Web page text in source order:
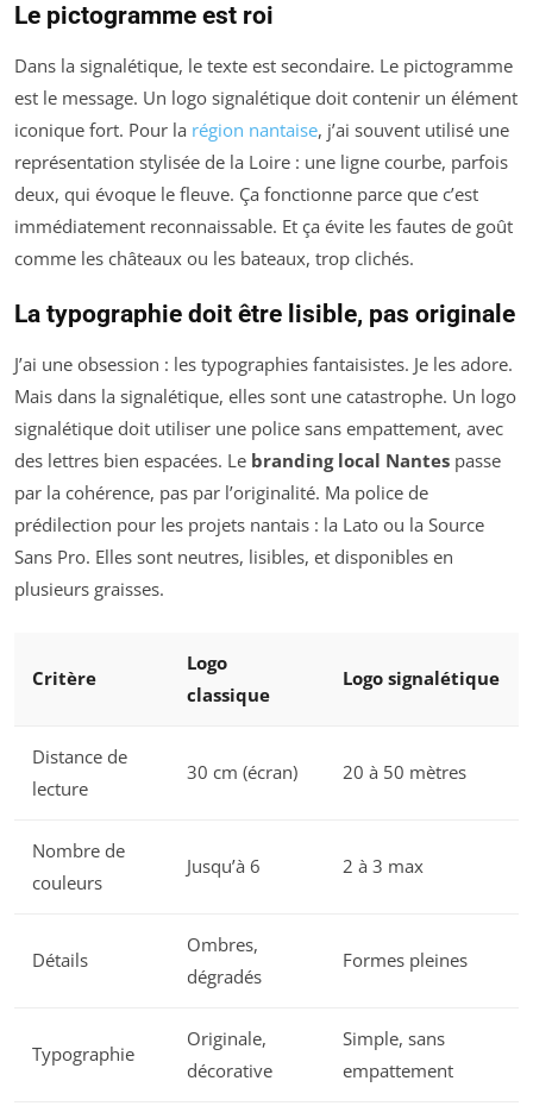
Le pictogramme est roi
Dans la signalétique, le texte est secondaire. Le pictogramme
est le message. Un logo signalétique doit contenir un élément
iconique fort. Pour la région nantaise, j’ai souvent utilisé une
représentation stylisée de la Loire : une ligne courbe, parfois
deux, qui évoque le fleuve. Ça fonctionne parce que c’est
immédiatement reconnaissable. Et ça évite les fautes de goût
comme les châteaux ou les bateaux, trop clichés.
La typographie doit être lisible, pas originale
J’ai une obsession : les typographies fantaisistes. Je les adore.
Mais dans la signalétique, elles sont une catastrophe. Un logo
signalétique doit utiliser une police sans empattement, avec
des lettres bien espacées. Le branding local Nantes passe
par la cohérence, pas par l’originalité. Ma police de
prédilection pour les projets nantais : la Lato ou la Source
Sans Pro. Elles sont neutres, lisibles, et disponibles en
plusieurs graisses.
Critère
Logo
classique
Logo signalétique
Distance de
lecture
30 cm (écran) 20 à 50 mètres
Nombre de
couleurs
Jusqu’à 6 2 à 3 max
Détails
Ombres,
dégradés
Formes pleines
Typographie
Originale,
décorative
Simple, sans
empattement